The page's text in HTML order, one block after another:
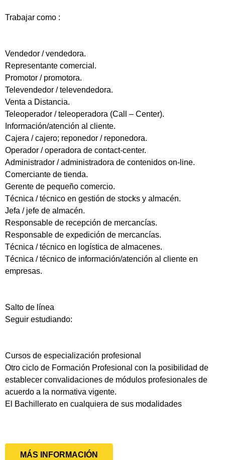
Trabajar como :
Vendedor / vendedora.
Representante comercial.
Promotor / promotora.
Televendedor / televendedora.
Venta a Distancia.
Teleoperador / teleoperadora (Call – Center).
Información/atención al cliente.
Cajera / cajero; reponedor / reponedora.
Operador / operadora de contact-center.
Administrador / administradora de contenidos on-line.
Comerciante de tienda.
Gerente de pequeño comercio.
Técnica / técnico en gestión de stocks y almacén.
Jefa / jefe de almacén.
Responsable de recepción de mercancías.
Responsable de expedición de mercancías.
Técnica / técnico en logística de almacenes.
Técnica / técnico de información/atención al cliente en
empresas.
Salto de línea
Seguir estudiando:
Cursos de especialización profesional
Otro ciclo de Formación Profesional con la posibilidad de
establecer convalidaciones de módulos profesionales de
acuerdo a la normativa vigente.
El Bachillerato en cualquiera de sus modalidades
MÁS INFORMACIÓN